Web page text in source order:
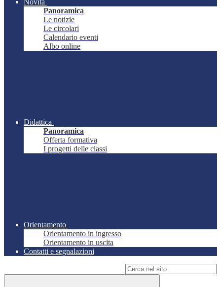
Novità
Panoramica
Le notizie
Le circolari
Calendario eventi
Albo online
Didattica
Panoramica
Offerta formativa
I progetti delle classi
Orientamento
Orientamento in ingresso
Orientamento in uscita
Contatti e segnalazioni